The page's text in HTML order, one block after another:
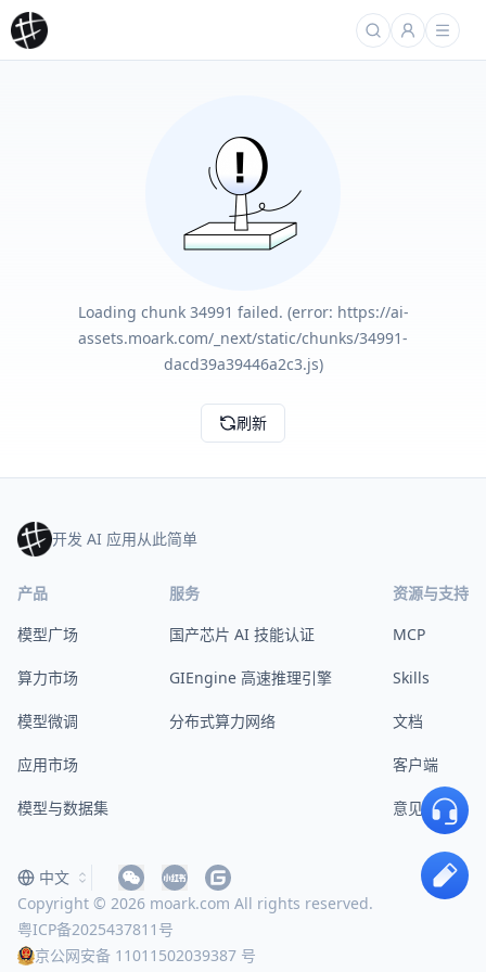
Loading chunk 34991 failed. (error: https://ai-
assets.moark.com/_next/static/chunks/34991-
dacd39a39446a2c3.js)
刷新
开发 AI 应用从此简单
产品
模型广场
算力市场
模型微调
应用市场
模型与数据集
服务
国产芯片 AI 技能认证
GIEngine 高速推理引擎
分布式算力网络
资源与支持
MCP
Skills
文档
客户端
意见反馈
Copyright © 2026 moark.com All rights reserved.
粤ICP备2025437811号
京公网安备 11011502039387 号
中文